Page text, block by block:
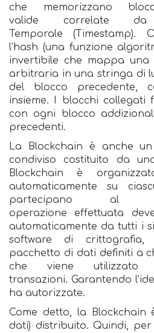
che memorizzano
valide correlate
Temporale (Timestamp).
l’hash (una funzione
invertibile che mappa una
arbitraria in una stringa di
del blocco precedente,
insieme. I blocchi collegati
con ogni blocco
precedenti.
La Blockchain è anche
condiviso costituito da
Blockchain è
automaticamente su
partecipano al
operazione effettuata
automaticamente da tutti i
software di
pacchetto di dati definiti a
che viene
transazioni. Garantendo
ha autorizzate.
Come detto, la Blockchain
dati) distribuito. Quindi, per